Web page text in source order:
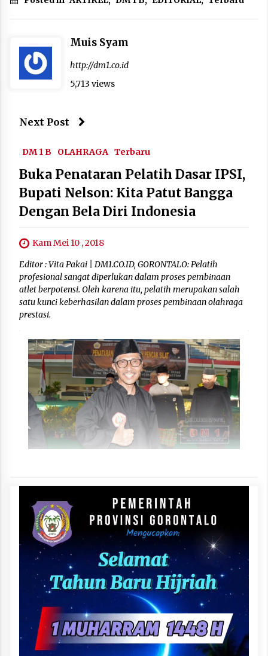
Muis Syam
http://dm1.co.id
5,713 views
Next Post
DM 1 B OLAHRAGA Terbaru
Buka Penataran Pelatih Dasar IPSI,
Bupati Nelson: Kita Patut Bangga
Dengan Bela Diri Indonesia
Kam Mei 10 , 2018
Editor : Vita Pakai | DM1.CO.ID, GORONTALO: Pelatih
profesional sangat diperlukan dalam proses pembinaan
atlet berpotensi. Oleh karena itu, pelatih merupakan salah
satu kunci keberhasilan dalam proses pembinaan olahraga
prestasi.